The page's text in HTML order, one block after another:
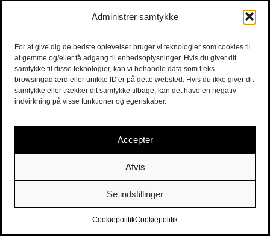
Administrer samtykke
For at give dig de bedste oplevelser bruger vi teknologier som cookies til
at gemme og/eller få adgang til enhedsoplysninger. Hvis du giver dit
samtykke til disse teknologier, kan vi behandle data som f.eks.
browsingadfærd eller unikke ID'er på dette websted. Hvis du ikke giver dit
samtykke eller trækker dit samtykke tilbage, kan det have en negativ
indvirkning på visse funktioner og egenskaber.
Accepter
Afvis
Se indstillinger
CookiepolitikCookiepolitik
Sort/Hvid | Staldgade 26-30 - 1699 Købehavn V |Billetter
|billet@sort-hvid.dk